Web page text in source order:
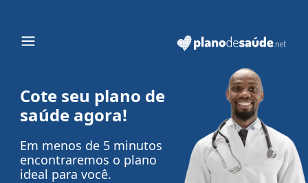
Cote seu plano de
saúde agora!
Em menos de 5 minutos
encontraremos o plano
ideal para você.